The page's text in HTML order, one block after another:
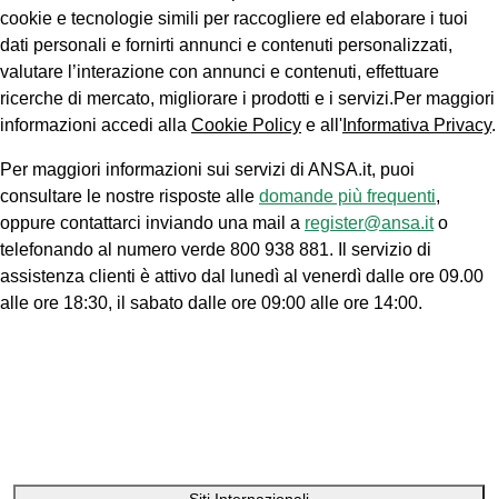
cookie e tecnologie simili per raccogliere ed elaborare i tuoi
dati personali e fornirti annunci e contenuti personalizzati,
valutare l’interazione con annunci e contenuti, effettuare
ricerche di mercato, migliorare i prodotti e i servizi.Per maggiori
informazioni accedi alla Cookie Policy e all' Informativa Privacy.
Per maggiori informazioni sui servizi di ANSA.it, puoi
consultare le nostre risposte alle domande più frequenti,
oppure contattarci inviando una mail a register@ansa.ito
telefonando al numero verde 800 938 881. Il servizio di
assistenza clienti è attivo dal lunedì al venerdì dalle ore 09.00
alle ore 18:30, il sabato dalle ore 09:00 alle ore 14:00.